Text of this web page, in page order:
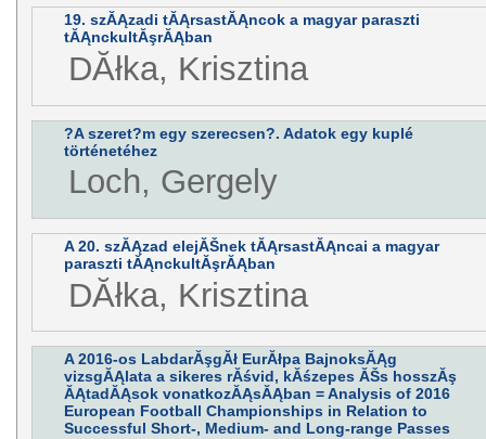
19. szĂĄzadi tĂĄrsastĂĄncok a magyar paraszti
tĂĄnckultĂşrĂĄban
DĂłka, Krisztina
?A szeret?m egy szerecsen?. Adatok egy kuplé
történetéhez
Loch, Gergely
A 20. szĂĄzad elejĂŠnek tĂĄrsastĂĄncai a magyar
paraszti tĂĄnckultĂşrĂĄban
DĂłka, Krisztina
A 2016-os LabdarĂşgĂł EurĂłpa BajnoksĂĄg
vizsgĂĄlata a sikeres rĂśvid, kĂśzepes ĂŠs hosszĂş
ĂĄtadĂĄsok vonatkozĂĄsĂĄban = Analysis of 2016
European Football Championships in Relation to
Successful Short-, Medium- and Long-range Passes